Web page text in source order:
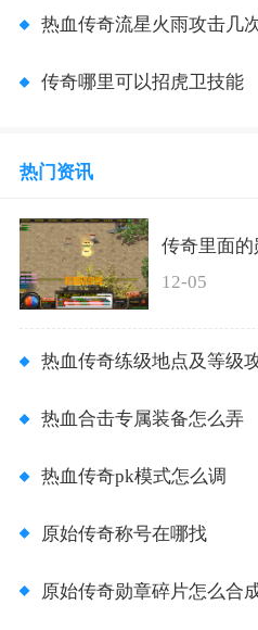
热血传奇流星火雨攻击几
传奇哪里可以招虎卫技能
热门资讯
传奇里面
12-05
热血传奇练级地点及等级
热血合击专属装备怎么弄
热血传奇pk模式怎么调
原始传奇称号在哪找
原始传奇勋章碎片怎么合